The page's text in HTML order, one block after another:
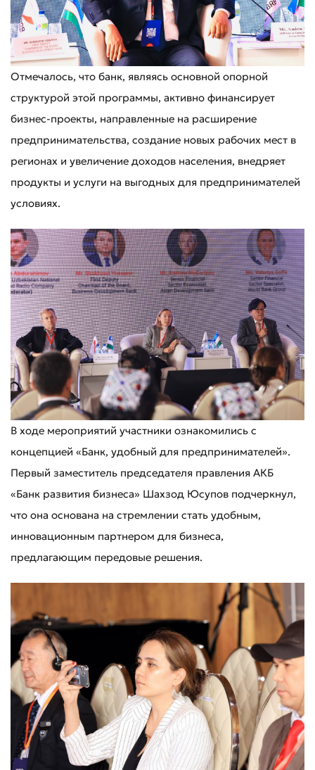
Оцените качество обслуживания
Оставить обращение
Отмечалось, что банк, являясь основной опорной
структурой этой программы, активно финансирует
бизнес-проекты, направленные на расширение
предпринимательства, создание новых рабочих мест в
регионах и увеличение доходов населения, внедряет
продукты и услуги на выгодных для предпринимателей
условиях.
В ходе мероприятий участники ознакомились с
концепцией «Банк, удобный для предпринимателей».
Первый заместитель председателя правления АКБ
«Банк развития бизнеса» Шахзод Юсупов подчеркнул,
что она основана на стремлении стать удобным,
инновационным партнером для бизнеса,
предлагающим передовые решения.